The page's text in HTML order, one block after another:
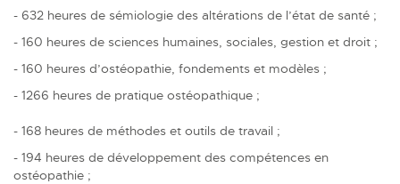
- 632 heures de sémiologie des altérations de l’état de santé ;
- 160 heures de sciences humaines, sociales, gestion et droit ;
- 160 heures d’ostéopathie, fondements et modèles ;
- 1266 heures de pratique ostéopathique ;
- 168 heures de méthodes et outils de travail ;
- 194 heures de développement des compétences en
ostéopathie ;